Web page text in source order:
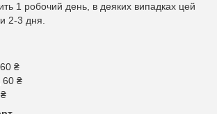
1 робочий день, в деяких випадках цей
2-3 дня.
₴
60 ₴